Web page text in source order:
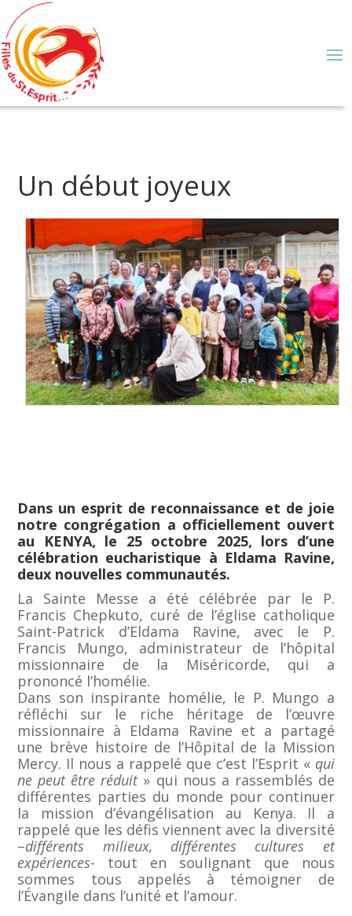
Un début joyeux
Dans un esprit de reconnaissance et de joie
notre congrégation a officiellement ouvert
au KENYA, le 25 octobre 2025, lors d’une
célébration eucharistique à Eldama Ravine,
deux nouvelles communautés.
La Sainte Messe a été célébrée par le P.
Francis Chepkuto, curé de l’église catholique
Saint-Patrick d’Eldama Ravine, avec le P.
Francis Mungo, administrateur de l’hôpital
missionnaire de la Miséricorde, qui a
prononcé l’homélie.
Dans son inspirante homélie, le P. Mungo a
réfléchi sur le riche héritage de l’œuvre
missionnaire à Eldama Ravine et a partagé
une brève histoire de l’Hôpital de la Mission
Mercy. Il nous a rappelé que c’est l’Esprit «qui
ne peut être réduit» qui nous a rassemblés de
différentes parties du monde pour continuer
la mission d’évangélisation au Kenya. Il a
rappelé que les défis viennent avec la diversité
–différents milieux, différentes cultures et
expériences- tout en soulignant que nous
sommes tous appelés à témoigner de
l’Évangile dans l’unité et l’amour.